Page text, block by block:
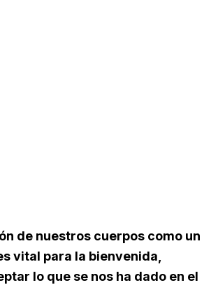
de nuestros cuerpos como un
vital para la bienvenida,
lo que se nos ha dado en el